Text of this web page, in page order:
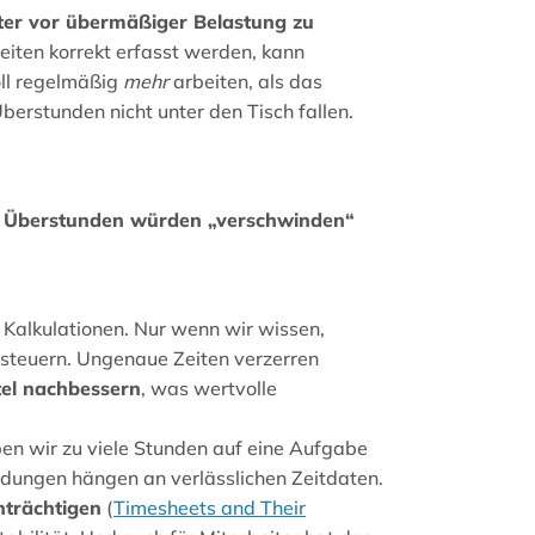
vor übermäßiger Belastung zu
korrekt erfasst werden, kann
regelmäßig mehrarbeiten, als das
nicht unter den Tisch fallen.
würden „verschwinden“
Nur wenn wir wissen,
Ungenaue Zeiten verzerren
nachbessern, was wertvolle
wir zu viele Stunden auf eine Aufgabe
hängen an verlässlichen Zeitdaten.
(Timesheets and Their